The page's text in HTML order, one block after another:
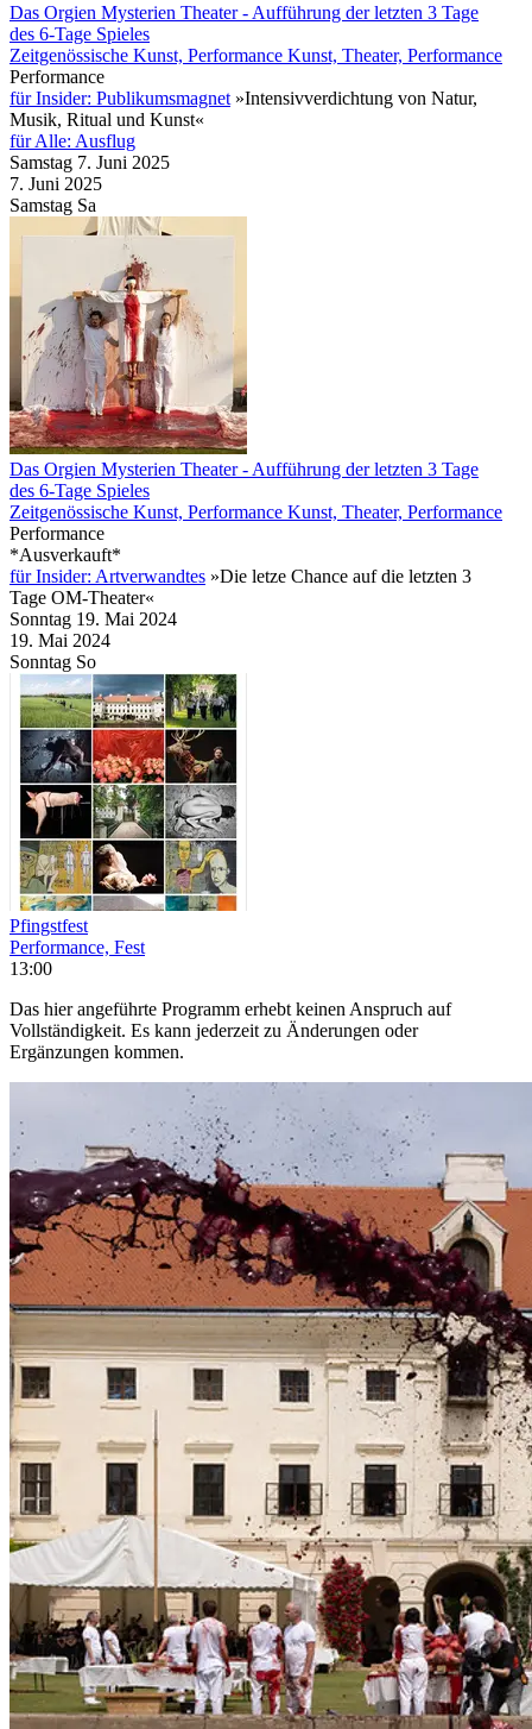
Das Orgien Mysterien Theater- Aufführung der letzten 3 Tage
des 6-Tage Spieles
Zeitgenössische Kunst, Performance Kunst, Theater, Performance
Performance
für Insider: Publikumsmagnet »Intensivverdichtung von Natur,
Musik, Ritual und Kunst«
für Alle: Ausflug
Samstag 7. Juni 2025
7. Juni 2025
Samstag Sa
Das Orgien Mysterien Theater- Aufführung der letzten 3 Tage
des 6-Tage Spieles
Zeitgenössische Kunst, Performance Kunst, Theater, Performance
Performance
*Ausverkauft*
für Insider: Artverwandtes »Die letze Chance auf die letzten 3
Tage OM-Theater«
Sonntag 19. Mai 2024
19. Mai 2024
Sonntag So
Pfingstfest
Performance, Fest
13:00
Das hier angeführte Programm erhebt keinen Anspruch auf
Vollständigkeit. Es kann jederzeit zu Änderungen oder
Ergänzungen kommen.